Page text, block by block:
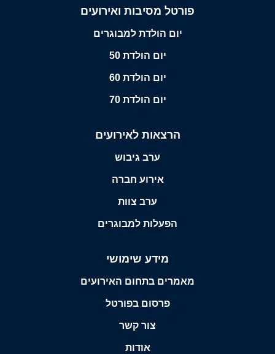
פורטל מסיבות ואירועים
יום הולדת למבוגרים
יום הולדת 50
יום הולדת 60
יום הולדת 70
הרצאות לאירועים
ערב גיבוש
אירוע חברה
ערב צוות
הפעלות למבוגרים
מידע שימושי
מאמרים בתחום האירועים
פרסום בפורטל
צור קשר
אודות